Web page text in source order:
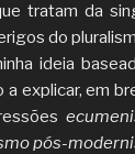
tratam da
do
ideia
a explicar, em
pós-